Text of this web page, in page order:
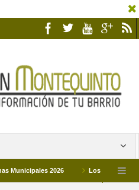
2026 Los Campus de